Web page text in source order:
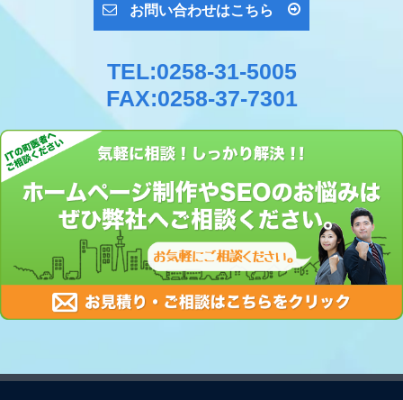
お問い合わせはこちら
TEL:0258-31-5005
FAX:0258-37-7301